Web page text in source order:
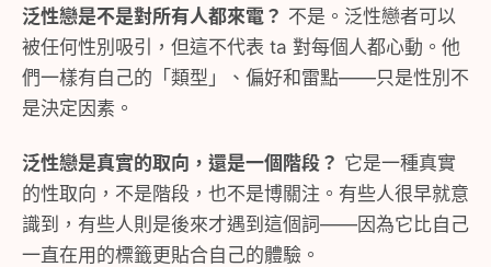
泛性戀是不是對所有人都來電？ 不是。泛性戀者可以
被任何性別吸引，但這不代表 ta 對每個人都心動。他
們一樣有自己的「類型」、偏好和雷點——只是性別不
是決定因素。
泛性戀是真實的取向，還是一個階段？ 它是一種真實
的性取向，不是階段，也不是博關注。有些人很早就意
識到，有些人則是後來才遇到這個詞——因為它比自己
一直在用的標籤更貼合自己的體驗。